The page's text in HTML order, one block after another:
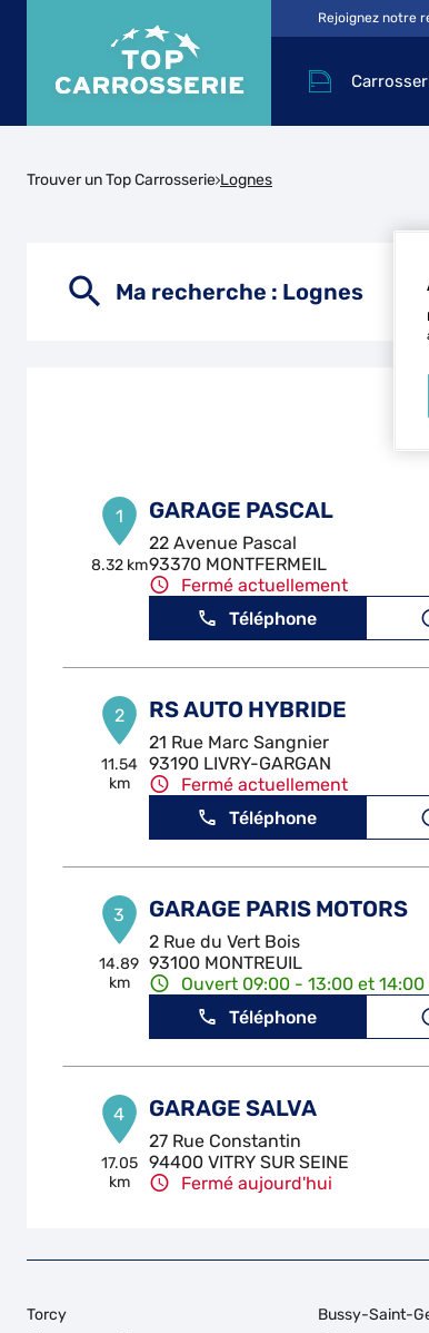
Rejoignez notre
Trouver un Top Carrosserie Lognes
Ma recherche : Lognes
1
8.32 km
GARAGE PASCAL
22 Avenue Pascal
93370 MONTFERMEIL
Fermé actuellement
Téléphone
2
11.54
km
RS AUTO HYBRIDE
21 Rue Marc Sangnier
93190 LIVRY-GARGAN
Fermé actuellement
Téléphone
3
14.89
km
GARAGE PARIS MOTORS
2 Rue du Vert Bois
93100 MONTREUIL
Ouvert 09:00 - 13:00 et
Téléphone
4
17.05
km
GARAGE SALVA
27 Rue Constantin
94400 VITRY SUR SEINE
Fermé aujourd'hui
CARROSSERIE LECOMTE
Torcy
Bussy-Saint-